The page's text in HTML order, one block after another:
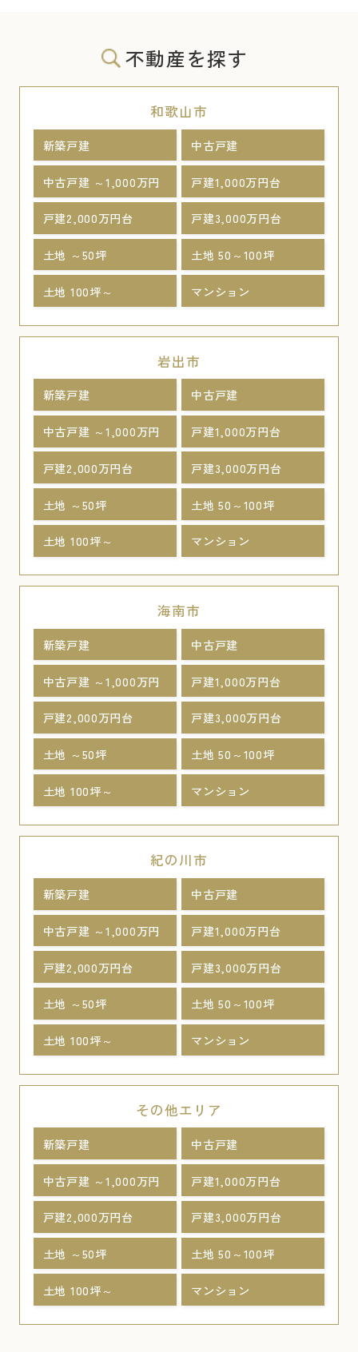
不動産を探す
和歌山市
新築戸建 中古戸建
中古戸建 ～1,000万円 戸建1,000万円台
戸建2,000万円台 戸建3,000万円台
土地 ～50坪 土地 50～100坪
土地 100坪～ マンション
岩出市
新築戸建 中古戸建
中古戸建 ～1,000万円 戸建1,000万円台
戸建2,000万円台 戸建3,000万円台
土地 ～50坪 土地 50～100坪
土地 100坪～ マンション
海南市
新築戸建 中古戸建
中古戸建 ～1,000万円 戸建1,000万円台
戸建2,000万円台 戸建3,000万円台
土地 ～50坪 土地 50～100坪
土地 100坪～ マンション
紀の川市
新築戸建 中古戸建
中古戸建 ～1,000万円 戸建1,000万円台
戸建2,000万円台 戸建3,000万円台
土地 ～50坪 土地 50～100坪
土地 100坪～ マンション
その他エリア
新築戸建 中古戸建
中古戸建 ～1,000万円 戸建1,000万円台
戸建2,000万円台 戸建3,000万円台
土地 ～50坪 土地 50～100坪
土地 100坪～ マンション